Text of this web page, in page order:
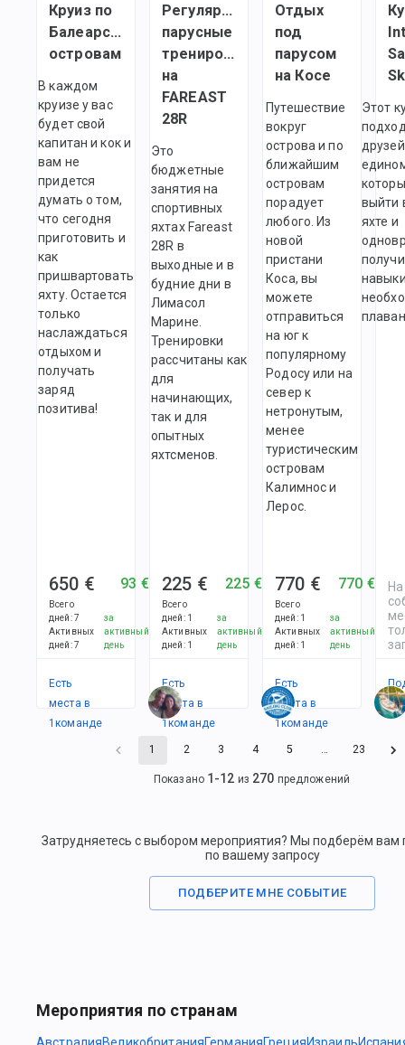
Круиз по
Балеарским
островам
В каждом
круизе у вас
будет свой
капитан и кок и
вам не
придется
думать о том,
что сегодня
приготовить и
как
пришвартовать
яхту. Остается
только
наслаждаться
отдыхом и
получать
заряд
позитива!
650 €
Всего
дней:7
Активных
дней:7
93 €
за
активный
день
Есть
места в
1командe
Регулярные
парусные
тренировки
на
FAREAST
28R
Это
бюджетные
занятия на
спортивных
яхтах Fareast
28R в
выходные и в
будние дни в
Лимасол
Марине.
Тренировки
рассчитаны как
для
начинающих,
так и для
опытных
яхтсменов.
225 €
Всего
дней: 1
Активных
дней: 1
225 €
за
активный
день
Есть
места в
1командe
Отдых
под
парусом
на Косе
Путешествие
вокруг
острова и по
ближайшим
островам
порадует
любого. Из
новой
пристани
Коса, вы
можете
отправиться
на юг к
популярному
Родосу или на
север к
нетронутым,
менее
туристическим
островам
Калимнос и
Лерос.
770 €
Всего
дней: 1
Активных
дней: 1
770 €
за
активный
день
Есть
места в
1командe
Этот
выйти
яхте и
1 2 3 4 5 … 23
Показано 1 -12 из 270 предложений
Затрудняетесь с выбором мероприятия? Мы подберём вам
по вашему запросу
ПОДБЕРИТЕ МНЕ СОБЫТИЕ
Мероприятия по странам